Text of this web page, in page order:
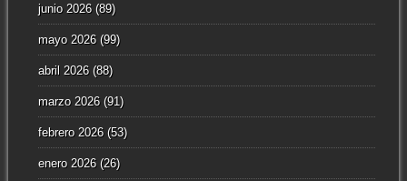
junio 2026(89)
mayo 2026(99)
abril 2026(88)
marzo 2026(91)
febrero 2026(53)
enero 2026(26)